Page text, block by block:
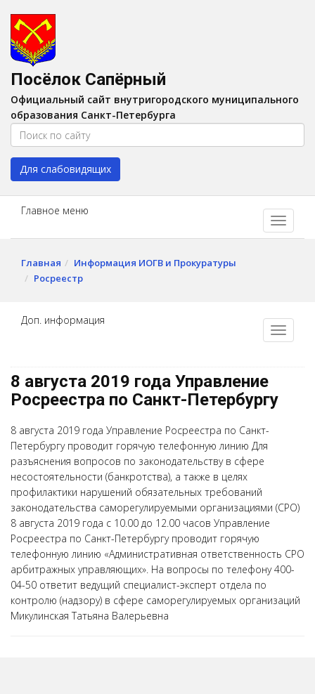
Изображения:
Цвет:A A
Посёлок Сапёрный
Официальный сайт внутригородского муниципального
образования Санкт-Петербурга
Для слабовидящих
Главное меню
Главная
Информация ИОГВ и Прокуратуры
Росреестр
Доп. информация
8 августа 2019 года Управление
Росреестра по Санкт-Петербургу
8 августа 2019 года Управление Росреестра по Санкт-
Петербургу проводит горячую телефонную линию Для
разъяснения вопросов по законодательству в сфере
несостоятельности (банкротства), а также в целях
профилактики нарушений обязательных требований
законодательства саморегулируемыми организациями (СРО)
8 августа 2019 года с 10.00 до 12.00 часов Управление
Росреестра по Санкт-Петербургу проводит горячую
телефонную линию «Административная ответственность СРО
арбитражных управляющих». На вопросы по телефону 400-
04-50 ответит ведущий специалист-эксперт отдела по
контролю (надзору) в сфере саморегулируемых организаций
Микулинская Татьяна Валерьевна